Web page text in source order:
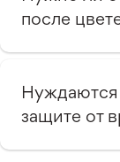
после
защите от